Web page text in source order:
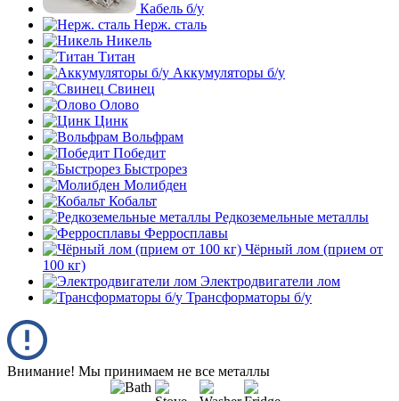
Кабель б/у
Нерж. сталь
Никель
Титан
Аккумуляторы б/у
Свинец
Олово
Цинк
Вольфрам
Победит
Быстрорез
Молибден
Кобальт
Редкоземельные металлы
Ферросплавы
Чёрный лом (прием от
100 кг)
Электродвигатели лом
Трансформаторы б/у
Внимание! Мы принимаем не все металлы